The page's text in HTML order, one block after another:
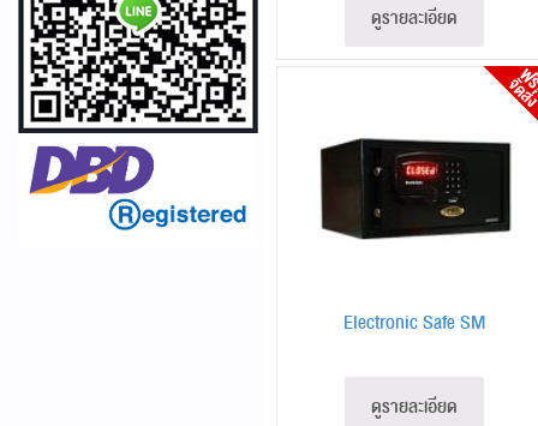
ดูรายละเอียด
Electronic Safe SM
ดูรายละเอียด